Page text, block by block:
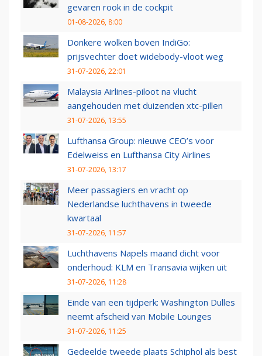
gevaren rook in de cockpit
01-08-2026, 8:00
Donkere wolken boven IndiGo:
prijsvechter doet widebody-vloot weg
31-07-2026, 22:01
Malaysia Airlines-piloot na vlucht
aangehouden met duizenden xtc-pillen
31-07-2026, 13:55
Lufthansa Group: nieuwe CEO’s voor
Edelweiss en Lufthansa City Airlines
31-07-2026, 13:17
Meer passagiers en vracht op
Nederlandse luchthavens in tweede
kwartaal
31-07-2026, 11:57
Luchthavens Napels maand dicht voor
onderhoud: KLM en Transavia wijken uit
31-07-2026, 11:28
Einde van een tijdperk: Washington Dulles
neemt afscheid van Mobile Lounges
31-07-2026, 11:25
Gedeelde tweede plaats Schiphol als best